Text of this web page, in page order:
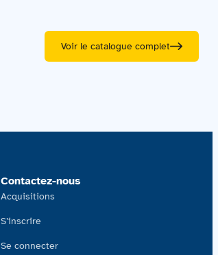
Voir le catalogue complet
Contactez-nous
Acquisitions
S’inscrire
Se connecter